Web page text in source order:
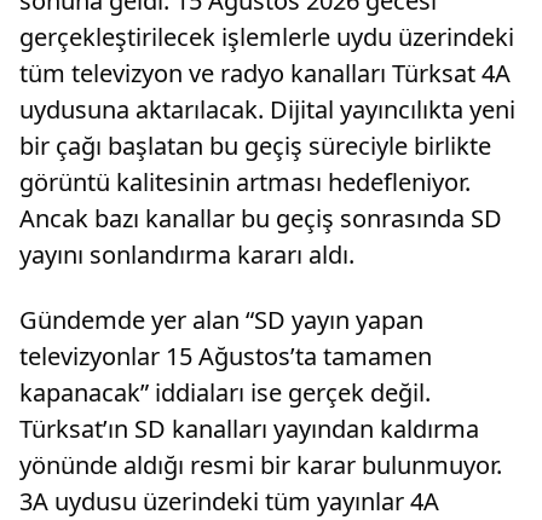
gerçekleştirilecek işlemlerle uydu üzerindeki
tüm televizyon ve radyo kanalları Türksat 4A
uydusuna aktarılacak. Dijital yayıncılıkta yeni
bir çağı başlatan bu geçiş süreciyle birlikte
görüntü kalitesinin artması hedefleniyor.
Ancak bazı kanallar bu geçiş sonrasında SD
yayını sonlandırma kararı aldı.
Gündemde yer alan “SD yayın yapan
televizyonlar 15 Ağustos’ta tamamen
kapanacak” iddiaları ise gerçek değil.
Türksat’ın SD kanalları yayından kaldırma
yönünde aldığı resmi bir karar bulunmuyor.
3A uydusu üzerindeki tüm yayınlar 4A